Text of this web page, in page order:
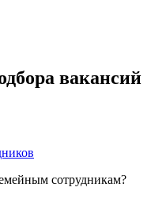
вакансий
сотрудникам?